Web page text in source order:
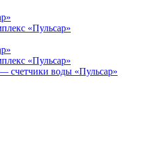
«Пульсар»
«Пульсар»
счетчики воды «Пульсар»